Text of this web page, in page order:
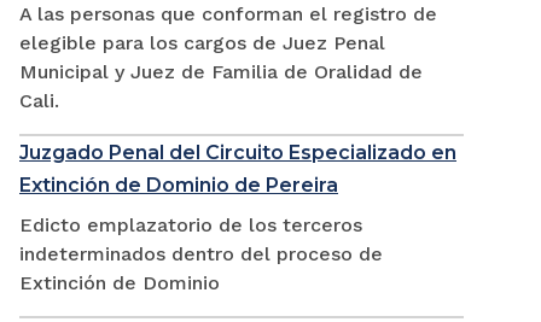
A las personas que conforman el registro de
elegible para los cargos de Juez Penal
Municipal y Juez de Familia de Oralidad de
Cali.
Juzgado Penal del Circuito Especializado en
Extinción de Dominio de Pereira
Edicto emplazatorio de los terceros
indeterminados dentro del proceso de
Extinción de Dominio